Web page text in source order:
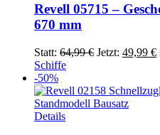
Revell 05715 –
670 mm
Statt: 64,99€
64,99 €
Jetzt: 49,99 €
Schiffe
-50%
Details